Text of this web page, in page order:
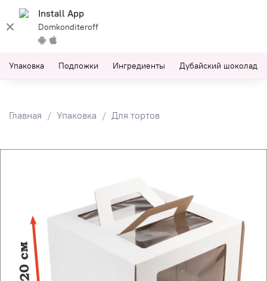
Install App
Domkonditeroff
Упаковка Подложки Ингредиенты Дубайский шоколад
Главная Упаковка Для тортов